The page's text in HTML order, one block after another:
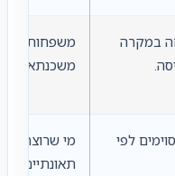
במקרה
משפחות עם
משכנתא
לפי
מי שרוצה
תאונתיים